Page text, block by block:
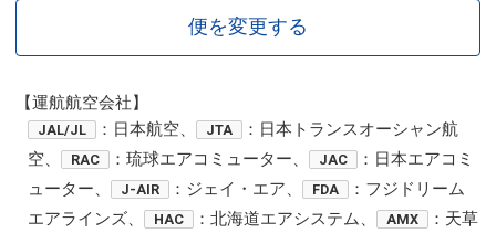
便を変更する
【運航航空会社】
JAL/JL ：日本航空、 JTA
：日本トランスオーシャン航
空、
RAC ：琉球エアコミューター、 JAC
：日本エアコミ
ューター、
J-AIR ：ジェイ・エア、 FDA
：フジドリーム
エアラインズ、
HAC ：北海道エアシステム、 AMX
：天草